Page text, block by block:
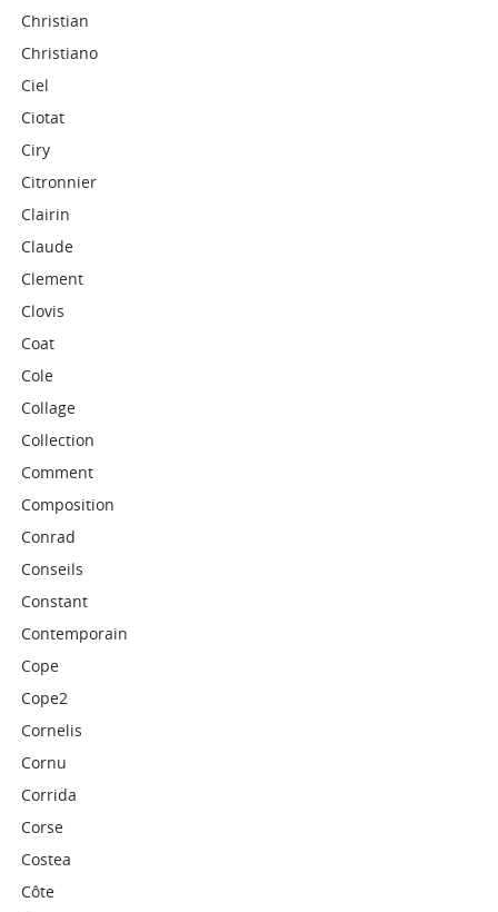
Christian
Christiano
Ciel
Ciotat
Ciry
Citronnier
Clairin
Claude
Clement
Clovis
Coat
Cole
Collage
Collection
Comment
Composition
Conrad
Conseils
Constant
Contemporain
Cope
Cope2
Cornelis
Cornu
Corrida
Corse
Costea
Côte